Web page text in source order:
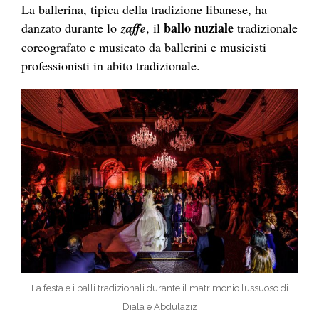
La ballerina, tipica della tradizione libanese, ha
danzato durante lozaffe, il ballo nuziale tradizionale
coreografato e musicato da ballerini e musicisti
professionisti in abito tradizionale.
La festa e i balli tradizionali durante il matrimonio lussuoso di
Diala e Abdulaziz